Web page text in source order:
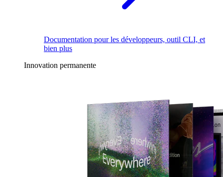
Documentation pour les développeurs, outil CLI, et
bien plus
Innovation permanente